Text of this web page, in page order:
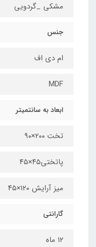
مشکی _گردویی
جنس
ام دی اف
MDF
ابعاد به سانتمیتر
تخت ۲۰۰×۹۰
پاتختی۴۵×۴۵
میز آرایش ۱۲۰×۴۵
گارانتی
۱۲ ماه